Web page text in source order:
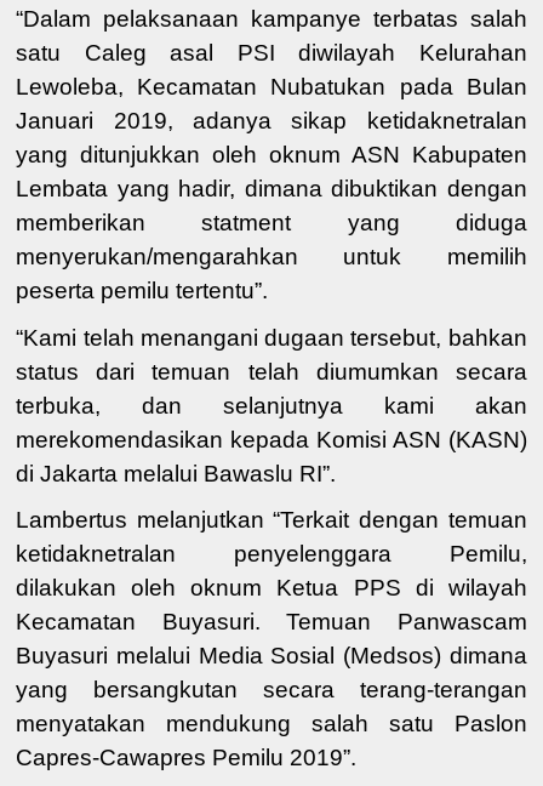
“Dalam pelaksanaan kampanye terbatas salah
satu Caleg asal PSI diwilayah Kelurahan
Lewoleba, Kecamatan Nubatukan pada Bulan
Januari 2019, adanya sikap ketidaknetralan
yang ditunjukkan oleh oknum ASN Kabupaten
Lembata yang hadir, dimana dibuktikan dengan
memberikan statment yang diduga
menyerukan/mengarahkan untuk memilih
peserta pemilu tertentu”.
“Kami telah menangani dugaan tersebut, bahkan
status dari temuan telah diumumkan secara
terbuka, dan selanjutnya kami akan
merekomendasikan kepada Komisi ASN (KASN)
di Jakarta melalui Bawaslu RI”.
Lambertus melanjutkan “Terkait dengan temuan
ketidaknetralan penyelenggara Pemilu,
dilakukan oleh oknum Ketua PPS di wilayah
Kecamatan Buyasuri. Temuan Panwascam
Buyasuri melalui Media Sosial (Medsos) dimana
yang bersangkutan secara terang-terangan
menyatakan mendukung salah satu Paslon
Capres-Cawapres Pemilu 2019”.